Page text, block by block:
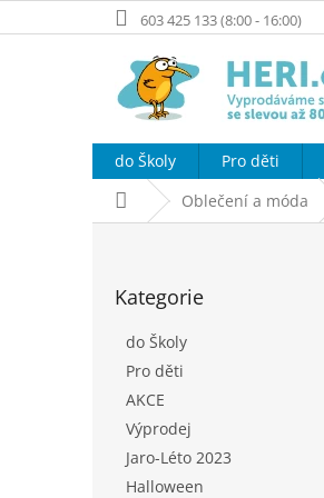
na
603 425 133 (8:00 - 16:00)
do Školy Pro děti
Domů Oblečení a móda
kategorie
Kategorie
do Školy
Pro děti
AKCE
Výprodej
Jaro-Léto 2023
Halloween